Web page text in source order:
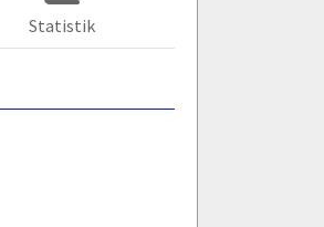
Statistik